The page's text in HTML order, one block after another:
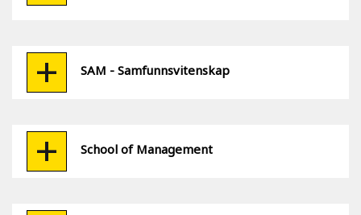
SAM - Samfunnsvitenskap
School of Management